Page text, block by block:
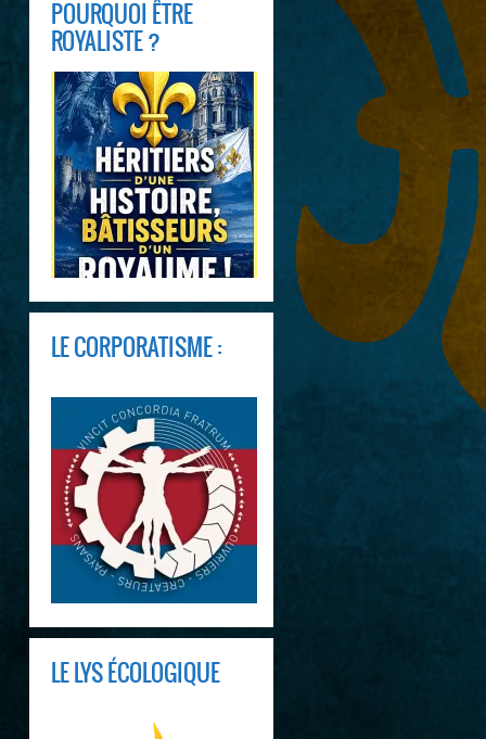
POURQUOI ÊTRE
ROYALISTE ?
LE CORPORATISME :
LE LYS ÉCOLOGIQUE